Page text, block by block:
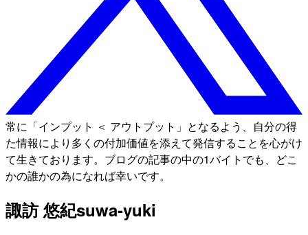
常に「インプット ＜ アウトプット」となるよう、自分の得
た情報により多くの付加価値を添えて発信することを心がけ
て生きております。ブログの記事の中の1バイトでも、どこ
かの誰かの為になれば幸いです。
諏訪 悠紀suwa-yuki